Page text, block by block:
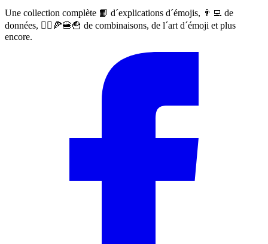
Une collection complète 📙 d´explications d´émojis, 👨‍💻 de
données, 🙅‍♀️🍕🍔🍟 de combinaisons, de l´art d´émoji et plus
encore.